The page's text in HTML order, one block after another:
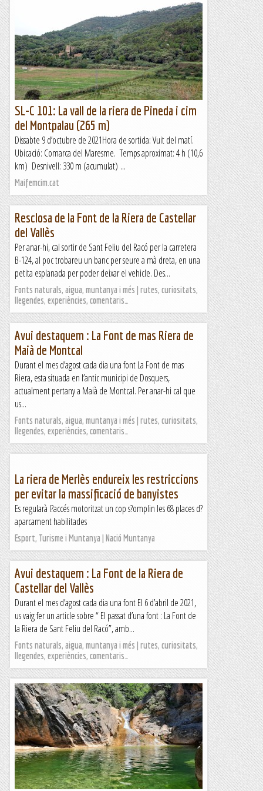
SL-C 101: La vall de la riera de Pineda i cim
del Montpalau (265 m)
Dissabte 9 d’octubre de 2021Hora de sortida: Vuit del matí.
Ubicació: Comarca del Maresme. Temps aproximat: 4 h (10,6
km) Desnivell: 330 m (acumulat) ...
Maifemcim.cat
Resclosa de la Font de la Riera de Castellar
del Vallès
Per anar-hi, cal sortir de Sant Feliu del Racó per la carretera
B-124, al poc trobareu un banc per seure a mà dreta, en una
petita esplanada per poder deixar el vehicle. Des...
Fonts naturals, aigua, muntanya i més | rutes, curiositats,
llegendes, experiències, comentaris…
Avui destaquem : La Font de mas Riera de
Maià de Montcal
Durant el mes d’agost cada dia una font La Font de mas
Riera, esta situada en l’antic municipi de Dosquers,
actualment pertany a Maià de Montcal. Per anar-hi cal que
us...
Fonts naturals, aigua, muntanya i més | rutes, curiositats,
llegendes, experiències, comentaris…
La riera de Merlès endureix les restriccions
per evitar la massificació de banyistes
Es regularà l?accés motoritzat un cop s?omplin les 68 places d?
aparcament habilitades
Esport, Turisme i Muntanya | Nació Muntanya
Avui destaquem : La Font de la Riera de
Castellar del Vallès
Durant el mes d’agost cada dia una font El 6 d’abril de 2021,
us vaig fer un article sobre “ El passat d’una font : La Font de
la Riera de Sant Feliu del Racó”, amb...
Fonts naturals, aigua, muntanya i més | rutes, curiositats,
llegendes, experiències, comentaris…